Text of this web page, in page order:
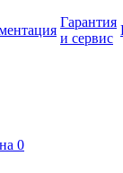
Гарантия
и сервис
0